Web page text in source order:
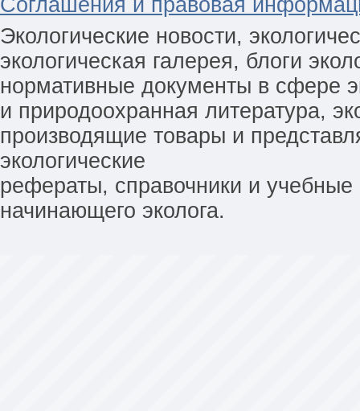
Соглашения и правовая
Экологические новости,
экологическая галерея, блоги
нормативные документы в сфере
и природоохранная литература,
производящие товары и
экологические
рефераты, справочники и
начинающего эколога.